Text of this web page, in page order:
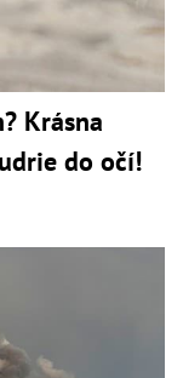
Krásna
do očí!